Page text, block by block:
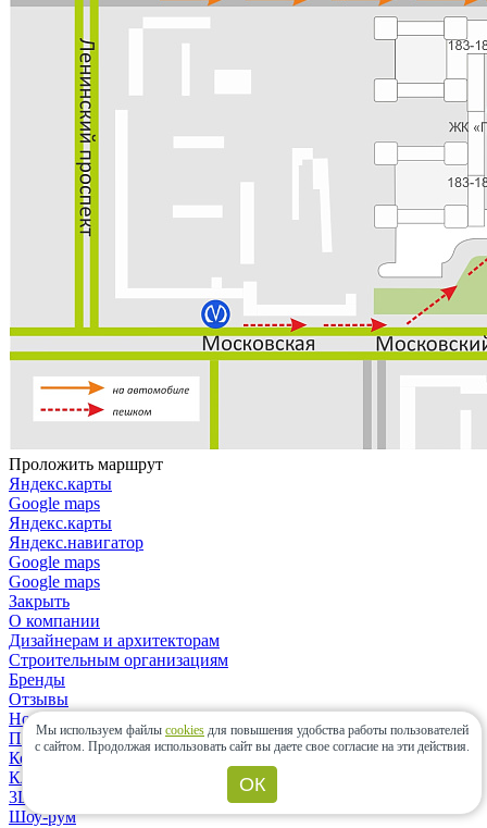
Проложить маршрут
Яндекс.карты
Google maps
Яндекс.карты
Яндекс.навигатор
Google maps
Google maps
Закрыть
О компании
Дизайнерам и архитекторам
Строительным организациям
Бренды
Отзывы
Новости
Политика конфиденциальности
Контакты
Клиентам
3D-дизайн
Шоу-рум
Мы используем файлы cookies для повышения удобства работы пользователей
с сайтом. Продолжая использовать сайт вы даете свое согласие на эти действия.
ОК